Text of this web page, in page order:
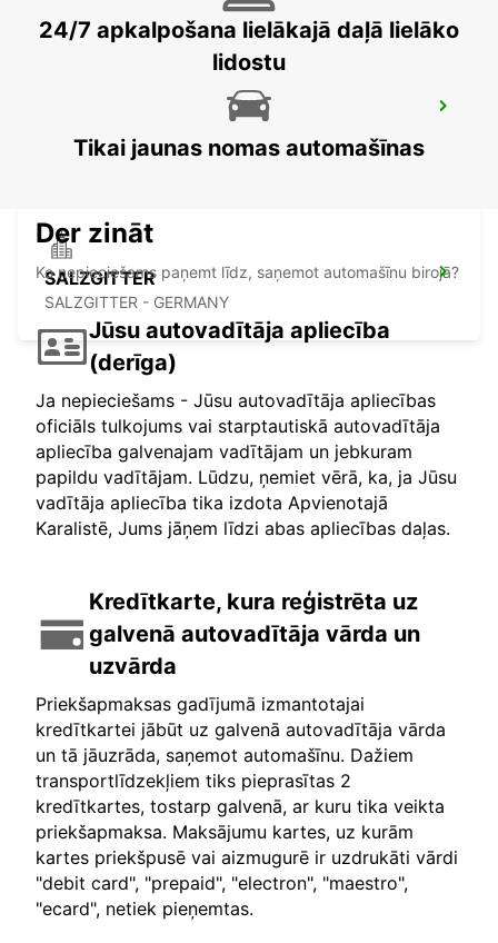
HALLE SAALE - GERMANY
SALZGITTER
SALZGITTER - GERMANY
24/7 apkalpošana lielākajā daļā lielāko
lidostu
Tikai jaunas nomas automašīnas
Der zināt
Ko nepieciešams paņemt līdz, saņemot automašīnu birojā?
Jūsu autovadītāja apliecība
(derīga)
Ja nepieciešams - Jūsu autovadītāja apliecības
oficiāls tulkojums vai starptautiskā autovadītāja
apliecība galvenajam vadītājam un jebkuram
papildu vadītājam. Lūdzu, ņemiet vērā, ka, ja Jūsu
vadītāja apliecība tika izdota Apvienotajā
Karalistē, Jums jāņem līdzi abas apliecības daļas.
Kredītkarte, kura reģistrēta uz
galvenā autovadītāja vārda un
uzvārda
Priekšapmaksas gadījumā izmantotajai
kredītkartei jābūt uz galvenā autovadītāja vārda
un tā jāuzrāda, saņemot automašīnu. Dažiem
transportlīdzekļiem tiks pieprasītas 2
kredītkartes, tostarp galvenā, ar kuru tika veikta
priekšapmaksa. Maksājumu kartes, uz kurām
kartes priekšpusē vai aizmugurē ir uzdrukāti vārdi
"debit card", "prepaid", "electron", "maestro",
"ecard", netiek pieņemtas.